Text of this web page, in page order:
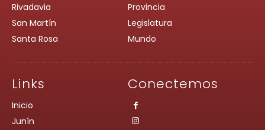
Rivadavia
San Martín
Santa Rosa
Provincia
Legislatura
Mundo
Links
Inicio
Junín
Conectemos